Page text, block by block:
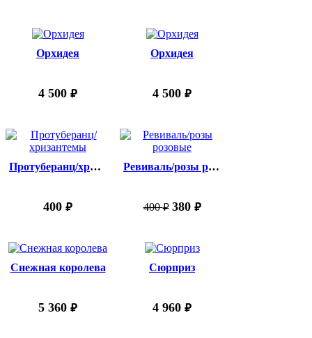
Орхидея
4 500 руб.
Орхидея
4 500 руб.
Протуберанц/хризантемы
400 руб.
Ревиваль/розы розовые
400руб. 380 руб.
Снежная королева
5 360 руб.
Сюрприз
4 960 руб.